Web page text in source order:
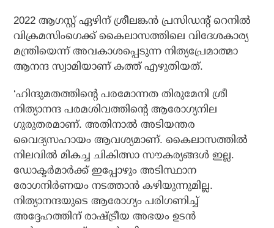
2022 ആഗസ്റ്റ് ഏഴിന് ശ്രീലങ്കന്‍ പ്രസിഡന്റ് റെനില്‍
വിക്രമസിംഗെക്ക് കൈലാസത്തിലെ വിദേശകാര്യ
മന്ത്രിയെന്ന് അവകാശപ്പെടുന്ന നിത്യപ്രേമാത്മാ
ആനന്ദ സ്വാമിയാണ് കത്ത് എഴുതിയത്.
‘ഹിന്ദുമതത്തിന്റെ പരമോന്നത തിരുമേനി ശ്രീ
നിത്യാനന്ദ പരമശിവത്തിന്റെ ആരോഗ്യനില
ഗുരുതരമാണ്. അതിനാല്‍ അടിയന്തര
വൈദ്യസഹായം ആവശ്യമാണ്. കൈലാസത്തില്‍
നിലവില്‍ മികച്ച ചികിത്സാ സൗകര്യങ്ങള്‍ ഇല്ല.
ഡോക്ടര്‍മാര്‍ക്ക് ഇപ്പോഴും അടിസ്ഥാന
രോഗനിര്‍ണയം നടത്താന്‍ കഴിയുന്നുമില്ല.
നിത്യാനന്ദയുടെ ആരോഗ്യം പരിഗണിച്ച്
അദ്ദേഹത്തിന് രാഷ്ട്രീയ അഭയം ഉടന്‍